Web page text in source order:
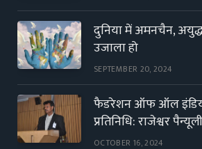
दुनिया में अमनचैन,
उजाला हो
SEPTEMBER 20, 2024
फैडरेशन ऑफ ऑल
प्रतिनिधि: राजेश्वर पैन्यूली
OCTOBER 16, 2024